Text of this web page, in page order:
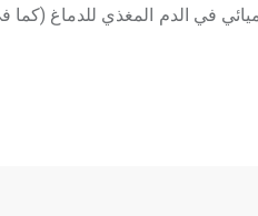
في الدم المغذي للدماغ